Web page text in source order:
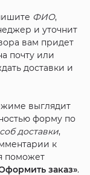
ФИО,
и уточнит
вам придет
почту или
доставки и
выглядит
форму по
доставки,
к
поможет
заказ».